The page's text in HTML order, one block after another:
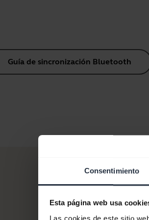
Consentimiento
Esta página web usa
Las cookies de este sitio
Guía de sincronización Bluetooth